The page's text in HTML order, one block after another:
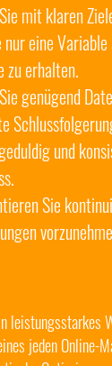
mit klaren
nur eine
zu erhalten.
genügend
und
Sie
leistungsstarkes
jeden Online-